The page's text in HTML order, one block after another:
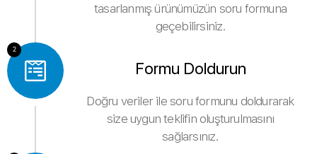
tasarlanmış ürünümüzün soru formuna
geçebilirsiniz.
2
Formu Doldurun
Doğru veriler ile soru formunu doldurarak
size uygun teklifin oluşturulmasını
sağlarsınız.